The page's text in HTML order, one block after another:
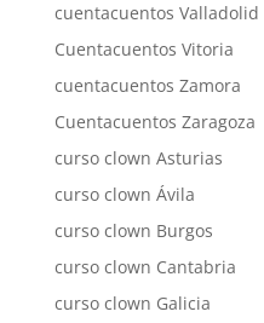
cuentacuentos Valladolid
Cuentacuentos Vitoria
cuentacuentos Zamora
Cuentacuentos Zaragoza
curso clown Asturias
curso clown Ávila
curso clown Burgos
curso clown Cantabria
curso clown Galicia